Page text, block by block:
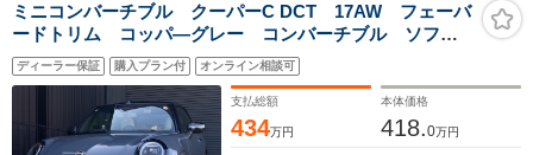
ミニコンバーチブル クーパーC DCT 17AW フェーバ
ードトリム コッパ―グレー コンバーチブル ソフト
トップ アダプティブLED ドライバーアシストプラ
ス ハンドル+シートヒーター ワンオーナー 認定中古
ディーラー保証 購入プラン付 オンライン相談可
支払総額
434万円
本体価格
418.0万円